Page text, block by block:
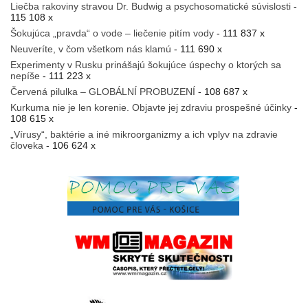
Liečba rakoviny stravou Dr. Budwig a psychosomatické súvislosti -
115 108 x
Šokujúca „pravda“ o vode – liečenie pitím vody - 111 837 x
Neuveríte, v čom všetkom nás klamú - 111 690 x
Experimenty v Rusku prinášajú šokujúce úspechy o ktorých sa
nepíše - 111 223 x
Červená pilulka – GLOBÁLNÍ PROBUZENÍ - 108 687 x
Kurkuma nie je len korenie. Objavte jej zdraviu prospešné účinky -
108 615 x
„Vírusy“, baktérie a iné mikroorganizmy a ich vplyv na zdravie
človeka - 106 624 x